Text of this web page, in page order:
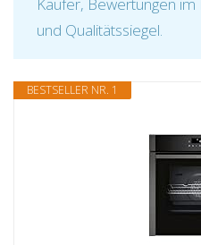
und Qualitätssiegel.
BESTSELLER NR. 1